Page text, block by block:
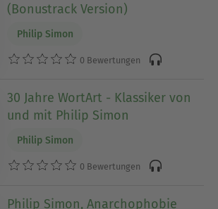
(Bonustrack Version)
Philip Simon
0 Bewertungen
30 Jahre WortArt - Klassiker von
und mit Philip Simon
Philip Simon
0 Bewertungen
Philip Simon, Anarchophobie